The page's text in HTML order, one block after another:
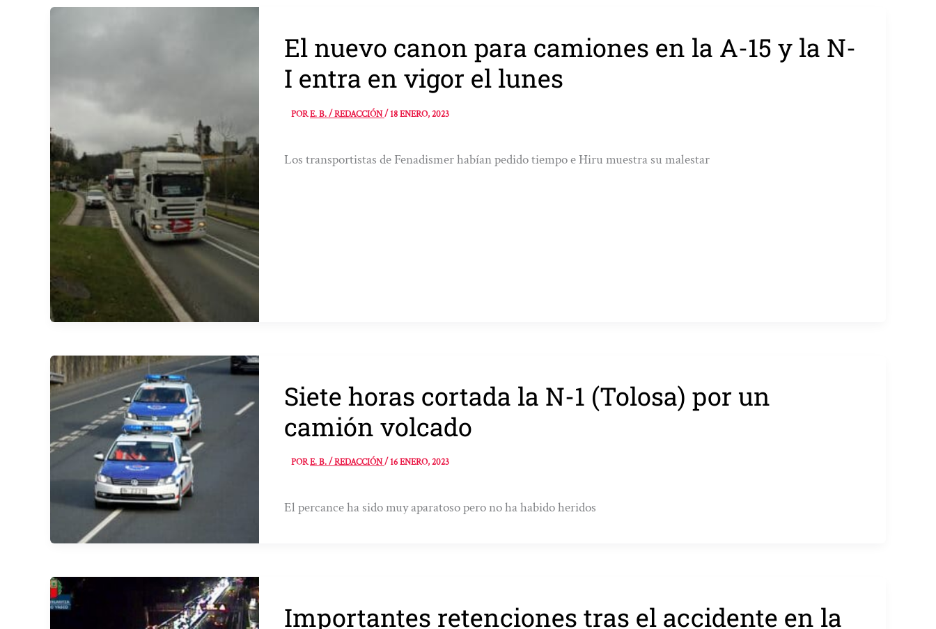
El nuevo canon para camiones en la A-15 y la N-
I entra en vigor el lunes
PORE. B. / REDACCIÓN/18 ENERO, 2023
Los transportistas de Fenadismer habían pedido tiempo e Hiru muestra su malestar
Siete horas cortada la N-1 (Tolosa) por un
camión volcado
PORE. B. / REDACCIÓN/16 ENERO, 2023
El percance ha sido muy aparatoso pero no ha habido heridos
Importantes retenciones tras el accidente en la